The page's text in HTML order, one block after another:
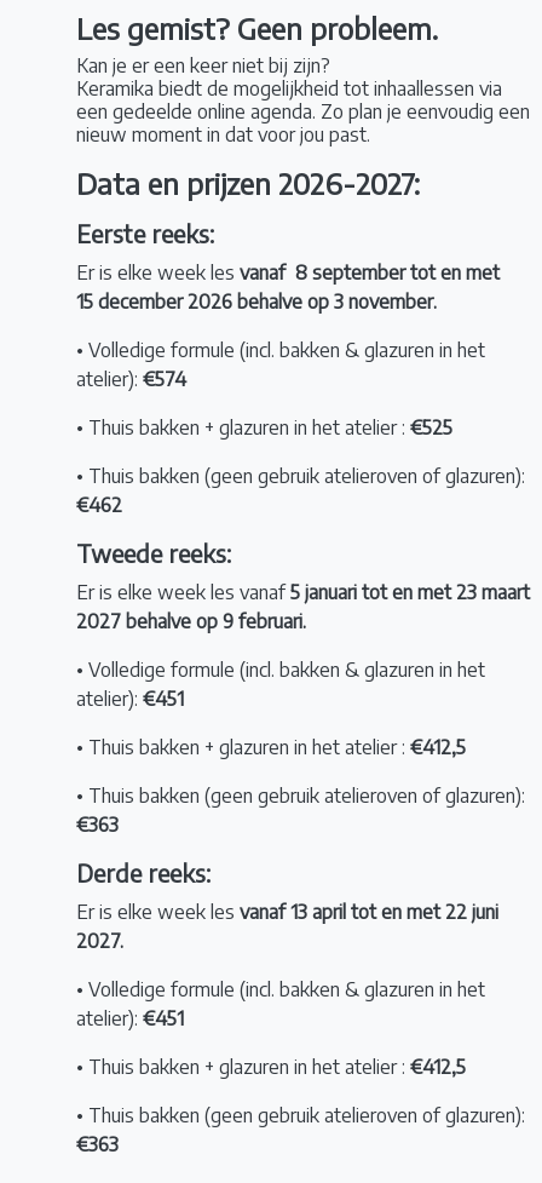
Les gemist? Geen probleem.
Kan je er een keer niet bij zijn?
Keramika biedt de mogelijkheid tot inhaallessen via
een gedeelde online agenda. Zo plan je eenvoudig een
nieuw moment in dat voor jou past.
Data en prijzen 2026-2027:
Eerste reeks:
Er is elke week les vanaf 8 september tot en met
15 december 2026 behalve op 3 november.
• Volledige formule (incl. bakken & glazuren in het
atelier): €574
• Thuis bakken + glazuren in het atelier : €525
• Thuis bakken (geen gebruik atelieroven of glazuren):
€462
Tweede reeks:
Er is elke week les vanaf5 januari tot en met 23 maart
2027 behalve op 9 februari.
• Volledige formule (incl. bakken & glazuren in het
atelier): €451
• Thuis bakken + glazuren in het atelier : €412,5
• Thuis bakken (geen gebruik atelieroven of glazuren):
€363
Derde reeks:
Er is elke week les vanaf 13 april tot en met 22 juni
2027.
• Volledige formule (incl. bakken & glazuren in het
atelier): €451
• Thuis bakken + glazuren in het atelier : €412,5
• Thuis bakken (geen gebruik atelieroven of glazuren):
€363